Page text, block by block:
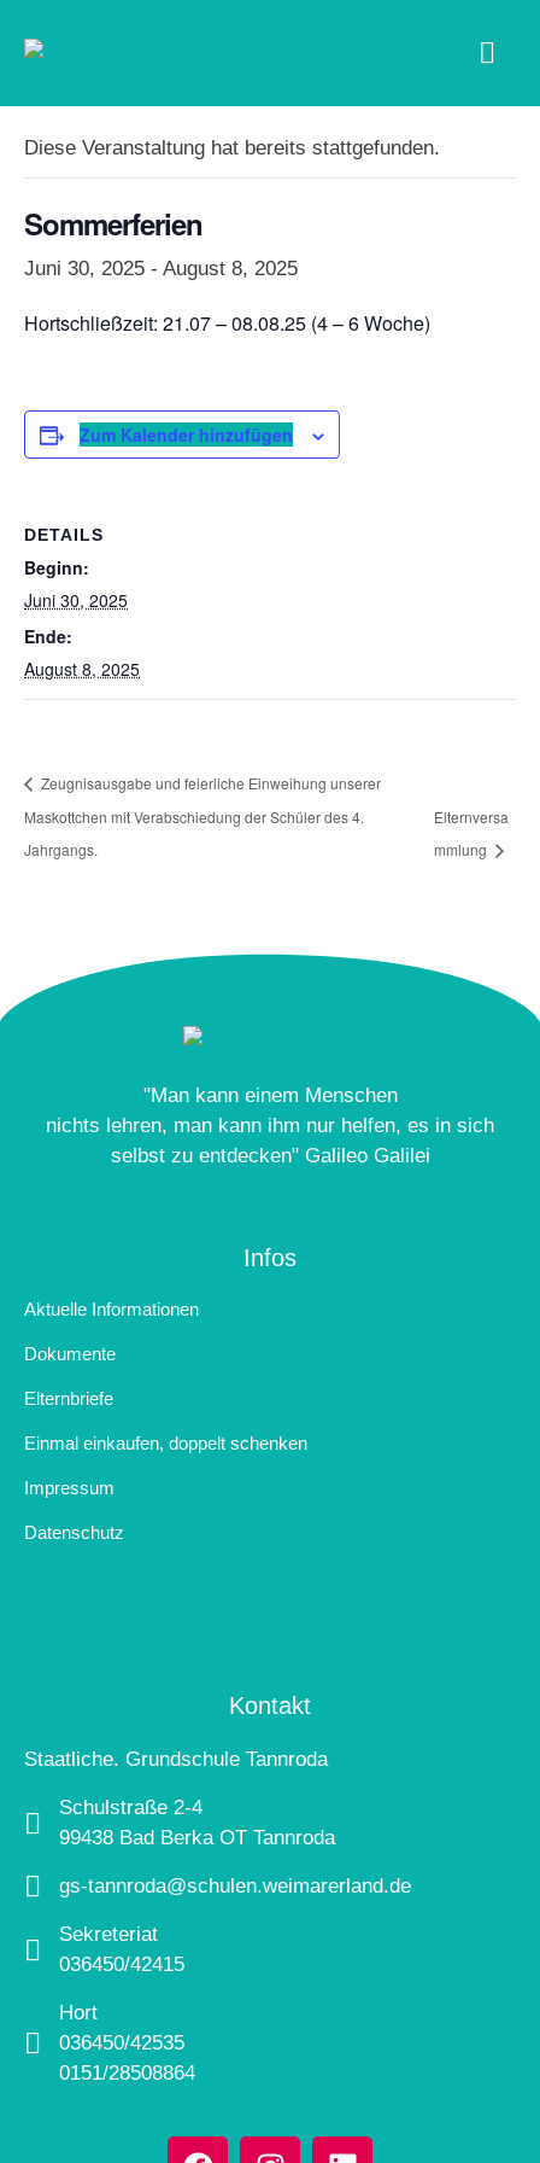
Diese Veranstaltung hat bereits stattgefunden.
Sommerferien
Juni 30, 2025 - August 8, 2025
Hortschließzeit: 21.07 – 08.08.25 (4 – 6 Woche)
Zum Kalender hinzufügen
DETAILS
Beginn:
Juni 30, 2025
Ende:
August 8, 2025
Zeugnisausgabe und feierliche Einweihung unserer
Maskottchen mit Verabschiedung der Schüler des 4.
Jahrgangs.
Elternversa
mmlung
"Man kann einem Menschen
nichts lehren, man kann ihm nur helfen, es in sich
selbst zu entdecken" Galileo Galilei
Infos
Aktuelle Informationen
Dokumente
Elternbriefe
Einmal einkaufen, doppelt schenken
Impressum
Datenschutz
Kontakt
Staatliche. Grundschule Tannroda
Schulstraße 2-4
99438 Bad Berka OT Tannroda
gs-tannroda@schulen.weimarerland.de
Sekreteriat
036450/42415
Hort
036450/42535
0151/28508864